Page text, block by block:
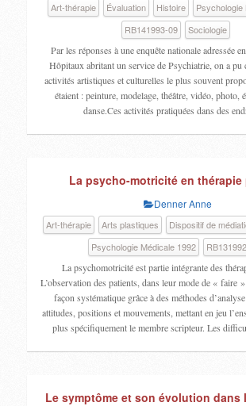
Art-thérapie Évaluation Histoire
Psychologie
RB141993-09
Sociologie
Par les réponses à une enquête nationale adressée
Hôpitaux abritant un service de Psychiatrie, on a pu
activités artistiques et culturelles le plus souvent
étaient : peinture, modelage, théâtre, vidéo, photo,
danse.Ces activités pratiquées dans des
La psycho-motricité en thérapie
Denner Anne
Art-thérapie Arts plastiques Dispositif de
Psychologie Médicale 1992
La psychomotricité est partie intégrante des
L’observation des patients, dans leur mode de « faire
façon systématique grâce à des méthodes
attitudes, positions et mouvements, mettant en jeu
plus spécifiquement le membre scripteur. Les
Le symptôme et son évolution dans